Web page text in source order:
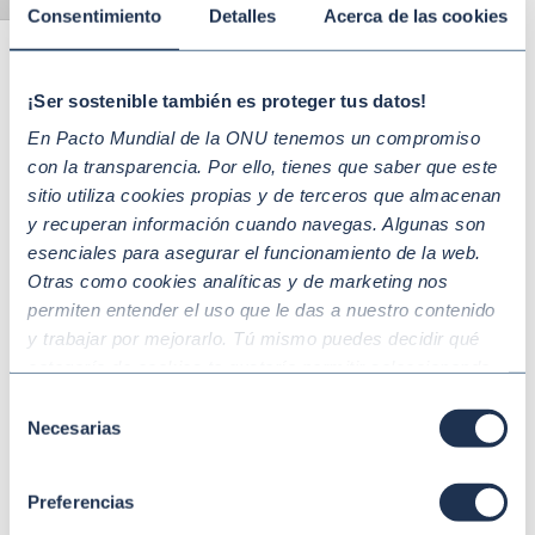
Consentimiento Detalles Acerca de las cookies
¡Ser sostenible también es proteger tus datos!
En Pacto Mundial de la ONU tenemos un compromiso
con la transparencia. Por ello, tienes que saber que este
sitio utiliza cookies propias y de terceros que almacenan
y recuperan información cuando navegas. Algunas son
esenciales para asegurar el funcionamiento de la web.
Otras como cookies analíticas y de marketing nos
permiten entender el uso que le das a nuestro contenido
y trabajar por mejorarlo. Tú mismo puedes decidir qué
quieras que recojamos ninguna información dándole al
Necesarias
Preferencias
los ratings ESG
May 13 2026
2026: competitividad, compromiso de la